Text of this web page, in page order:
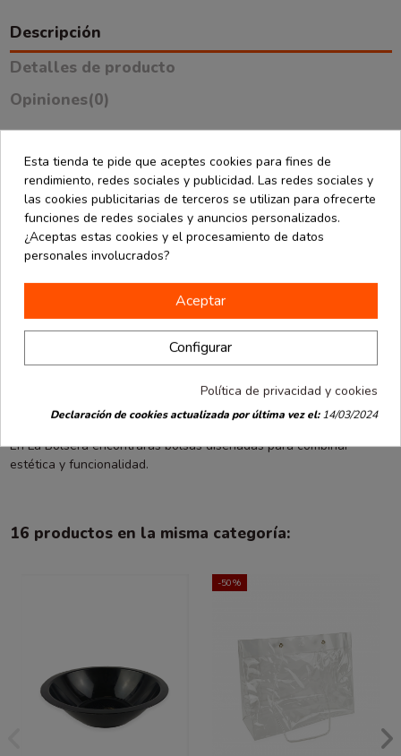
Descripción
Detalles de producto
Opiniones(0)
perfecta para quienes buscan un packaging moderno y con estilo.
Su diseño en negro, blanco y plata aporta un acabado elegante
que funciona en todo tipo de comercios.
Su tamaño amplio permite transportar productos voluminosos
como ropa, cajas o artículos de regalo. La estructura de la bolsa
El asa de cordón proporciona un agarre cómodo y resistente,
mejorando la experiencia del cliente al llevar su compra.
Este modelo es muy utilizado en tiendas de moda o negocios que
quieren reforzar su imagen con un packaging más cuidado.
El paquete incluye 12 unidades listas para el uso diario.
En La Bolsera encontrarás bolsas diseñadas para combinar
estética y funcionalidad.
16 productos en la misma categoría:
-50%
Esta tienda te pide que aceptes cookies para fines de
rendimiento, redes sociales y publicidad. Las redes sociales y
las cookies publicitarias de terceros se utilizan para ofrecerte
funciones de redes sociales y anuncios personalizados.
¿Aceptas estas cookies y el procesamiento de datos
personales involucrados?
Aceptar
Configurar
Política de privacidad y cookies
Declaración de cookies actualizada por última vez el:14/03/2024